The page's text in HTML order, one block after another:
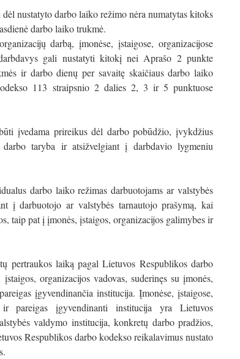
nustatyto darbo laiko režimo nėra numatytas kitoks
darbo laiko trukmė.
darbą, įmonėse, įstaigose, organizacijose
gali nustatyti kitokį nei Aprašo 2 punkte
ir darbo dienų per savaitę skaičiaus darbo laiko
113 straipsnio 2 dalies 2, 3 ir 5 punktuose
prireikus dėl darbo pobūdžio, įvykdžius
taryba ir atsižvelgiant į darbdavio lygmeniu
darbo laiko režimas darbuotojams ar valstybės
į darbuotojo ar valstybės tarnautojo prašymą, kai
taip pat į įmonės, įstaigos, organizacijos galimybes ir
pertraukos laiką pagal Lietuvos Respublikos darbo
organizacijos vadovas, suderinęs su įmonės,
įgyvendinančia institucija. Įmonėse, įstaigose,
pareigas įgyvendinanti institucija yra Lietuvos
valdymo institucija, konkretų darbo pradžios,
Respublikos darbo kodekso reikalavimus nustato